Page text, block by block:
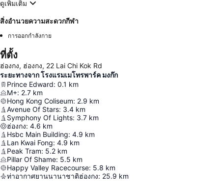
ดูเพิ่มเติม
สิ่งอำนวยความสะดวกกีฬา
การออกกำลังกาย
ที่ตั้ง
ฮ่องกง, ฮ่องกง, 22 Lai Chi Kok Rd
ระยะทางจาก โรงแรมเมโทรพาร์ค มงก๊ก
Prince Edward: 0.1 km
M+: 2.7 km
Hong Kong Coliseum: 2.9 km
Avenue Of Stars: 3.4 km
Symphony Of Lights: 3.7 km
ฮ่องกง: 4.6 km
Hsbc Main Building: 4.9 km
Lan Kwai Fong: 4.9 km
Peak Tram: 5.2 km
Pillar Of Shame: 5.5 km
Happy Valley Racecourse: 5.8 km
ท่าอากาศยานนานาชาติฮ่องกง: 25.9 km